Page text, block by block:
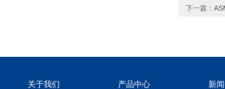
下一篇：
关于我们 产品中心 新